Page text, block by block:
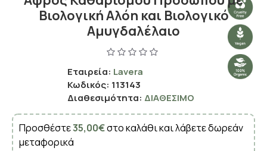
Βιολογική Αλόη και Βιολογικό
Αμυγδαλέλαιο
Εταιρεία: Lavera
Κωδικός: 113143
Διαθεσιμότητα: ΔΙΑΘΈΣΙΜΟ
Προσθέστε35,00€στο καλάθι και λάβετε δωρεάν
μεταφορικά